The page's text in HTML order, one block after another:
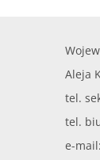
Aleja
tel.
tel.
e-mail: